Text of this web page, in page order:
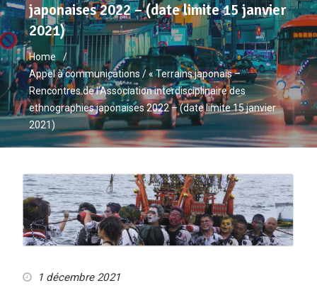
japonaises 2022 – (date limite 15 janvier
2021)
Home
Appel à communications / « Terrains japonais –
Rencontres de l’Association interdisciplinaire des
ethnographies japonaises 2022 – (date limite 15 janvier
2021)
1 décembre 2021